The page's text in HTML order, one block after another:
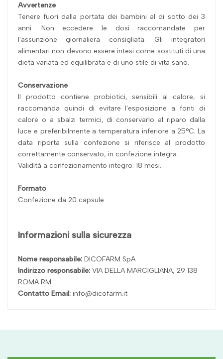
Avvertenze
Tenere fuori dalla portata dei bambini al di sotto dei 3
anni. Non eccedere le dosi raccomandate per
l'assunzione giornaliera consigliata. Gli integratori
alimentari non devono essere intesi come sostituti di una
dieta variata ed equilibrata e di uno stile di vita sano.
Conservazione
Il prodotto contiene probiotici, sensibili al calore, si
raccomanda quindi di evitare l'esposizione a fonti di
calore o a sbalzi termici, di conservarlo al riparo dalla
luce e preferibilmente a temperatura inferiore a 25°C. La
data riporta sulla confezione si riferisce al prodotto
correttamente conservato, in confezione integra.
Validità a confezionamento integro: 18 mesi.
Formato
Confezione da 20 capsule
Informazioni sulla sicurezza
Nome responsabile: DICOFARM SpA
Indirizzo responsabile: VIA DELLA MARCIGLIANA, 29 138
ROMA RM
Contatto Email: info@dicofarm.it